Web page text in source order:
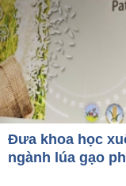
Đưa khoa học
ngành lúa gạo